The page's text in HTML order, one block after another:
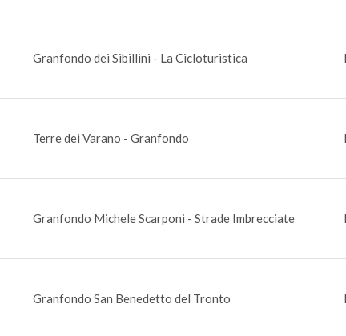
Granfondo dei Sibillini - La Cicloturistica
Terre dei Varano - Granfondo
Granfondo Michele Scarponi - Strade Imbrecciate
Granfondo San Benedetto del Tronto